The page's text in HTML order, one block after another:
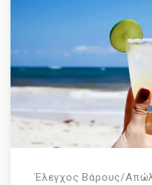
Έλεγχος Βάρους/